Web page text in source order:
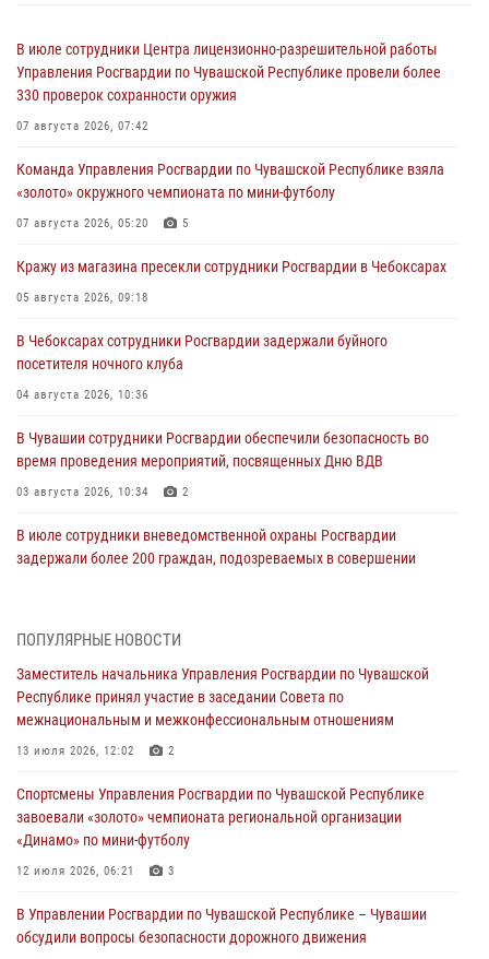
В июле сотрудники Центра лицензионно-разрешительной работы
Управления Росгвардии по Чувашской Республике провели более
330 проверок сохранности оружия
07 августа 2026, 07:42
Команда Управления Росгвардии по Чувашской Республике взяла
«золото» окружного чемпионата по мини-футболу
07 августа 2026, 05:20 5
Кражу из магазина пресекли сотрудники Росгвардии в Чебоксарах
05 августа 2026, 09:18
В Чебоксарах сотрудники Росгвардии задержали буйного
посетителя ночного клуба
04 августа 2026, 10:36
В Чувашии сотрудники Росгвардии обеспечили безопасность во
время проведения мероприятий, посвященных Дню ВДВ
03 августа 2026, 10:34 2
В июле сотрудники вневедомственной охраны Росгвардии
задержали более 200 граждан, подозреваемых в совершении
мировой войне 1914-1918 годов
01 августа 2026, 07:19
В Ядрине сотрудники Росгвардии задержали подозреваемого в
01 августа 2026, 06:12
1 августа – День дежурной службы войск национальной гвардии
Российской Федерации
Директор Росгвардии Герой России генерал армии Виктор Золотов
ПОПУЛЯРНЫЕ НОВОСТИ
Заместитель начальника Управления Росгвардии по Чувашской
Республике принял участие в заседании Совета по
межнациональным и межконфессиональным отношениям
13 июля 2026, 12:02 2
Спортсмены Управления Росгвардии по Чувашской Республике
завоевали «золото» чемпионата региональной организации
«Динамо» по мини-футболу
12 июля 2026, 06:21 3
В Управлении Росгвардии по Чувашской Республике – Чувашии
обсудили вопросы безопасности дорожного движения